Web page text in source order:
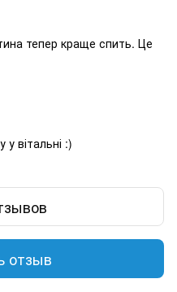
тепер краще спить. Це
вітальні :)
отзыв